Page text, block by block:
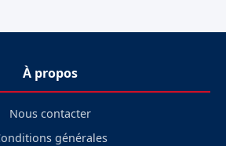
À propos
Nous contacter
générales